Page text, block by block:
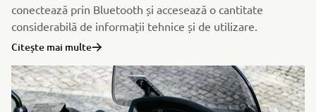
conectează prin Bluetooth și accesează o cantitate
considerabilă de informații tehnice și de utilizare.
Citește mai multe